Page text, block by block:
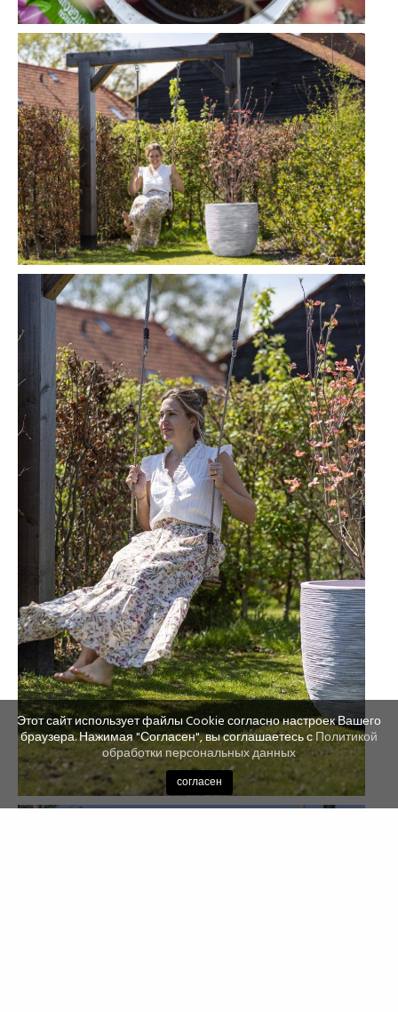
Этот сайт использует файлы Cookie согласно настроек Вашего
браузера. Нажимая "Согласен", вы соглашаетесь сПолитикой
обработки персональных данных
согласен